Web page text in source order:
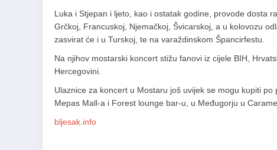
Luka i Stjepan i ljeto, kao i ostatak godine, provode dosta
Grčkoj, Francuskoj, Njemačkoj, Švicarskoj, a u kolovozu
zasvirat će i u Turskoj, te na varaždinskom Špancirfestu.
Na njihov mostarski koncert stižu fanovi iz cijele BIH,
Hercegovini.
Ulaznice za koncert u Mostaru još uvijek se mogu kupiti
Mepas Mall-a i Forest lounge bar-u, u Međugorju u
bljesak.info